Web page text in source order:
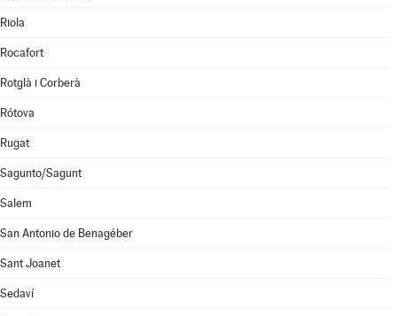
Riola
Rocafort
Rotglà i Corberà
Rótova
Rugat
Sagunto/Sagunt
Salem
San Antonio de Benagéber
Sant Joanet
Sedaví